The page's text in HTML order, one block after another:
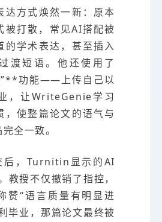
达方式焕然一新：原本
被打散，常见AI搭配被
的学术表达，甚至插入
渡短语。他还使用了
功能——上传自己以
，让WriteGenie学习
，使整篇论文的语气与
全一致。
后，Turnitin显示的AI
教授不仅撤销了指控，
赞“语言质量有明显进
毕业，那篇论文最终被